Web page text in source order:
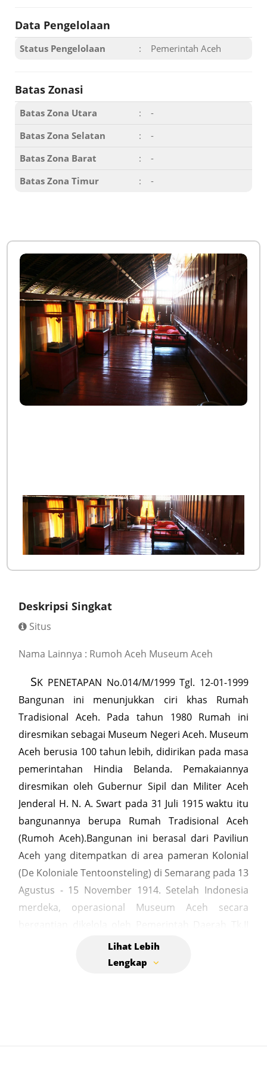
Data Pengelolaan
Status Pengelolaan : Pemerintah Aceh
Batas Zonasi
Batas Zona Utara :
-
Batas Zona Selatan
:
-
Batas Zona Barat
:
-
Batas Zona Timur
: -
Deskripsi Singkat
Situs
Nama Lainnya : Rumoh Aceh Museum Aceh
SK PENETAPAN No.014/M/1999 Tgl. 12-01-1999
Bangunan ini menunjukkan ciri khas Rumah
Tradisional Aceh. Pada tahun 1980 Rumah ini
diresmikan sebagai Museum Negeri Aceh. Museum
Aceh berusia 100 tahun lebih, didirikan pada masa
pemerintahan Hindia Belanda. Pemakaiannya
diresmikan oleh Gubernur Sipil dan Militer Aceh
Jenderal H. N. A. Swart pada 31 Juli 1915 waktu itu
bangunannya berupa Rumah Tradisional Aceh
(Rumoh Aceh).Bangunan ini berasal dari Paviliun
Aceh yang ditempatkan di area pameran Kolonial
(De Koloniale Tentoonsteling) di Semarang pada 13
Agustus - 15 November 1914. Setelah Indonesia
merdeka, operasional Museum Aceh secara
Banda Aceh (1945 - 1969). Badan Pembina Rumpun
Iskandar Muda (BAPERIS) Tahun 1970 - 1975.